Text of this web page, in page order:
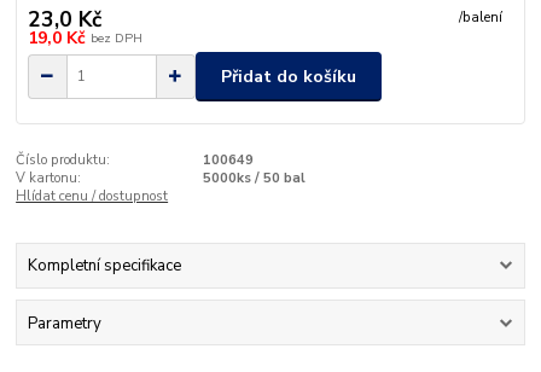
23,0 Kč /balení
19,0 Kč bez DPH
Přidat do košíku
Číslo produktu:
100649
V kartonu:
5000ks / 50 bal
Hlídat cenu / dostupnost
Kompletní specifikace
Parametry